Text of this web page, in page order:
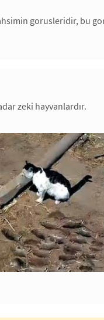
gorusleridir, bu
zeki hayvanlardır.